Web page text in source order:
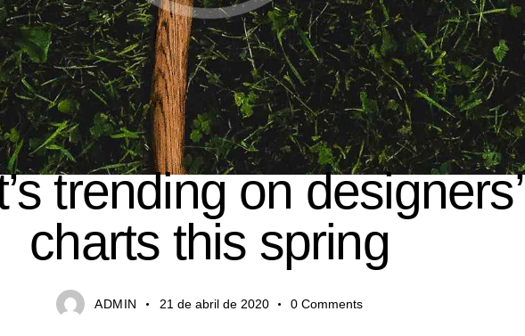
MEDIA
trending on designers’
charts this spring
ADMIN 21 de abril de 2020 0 Comments